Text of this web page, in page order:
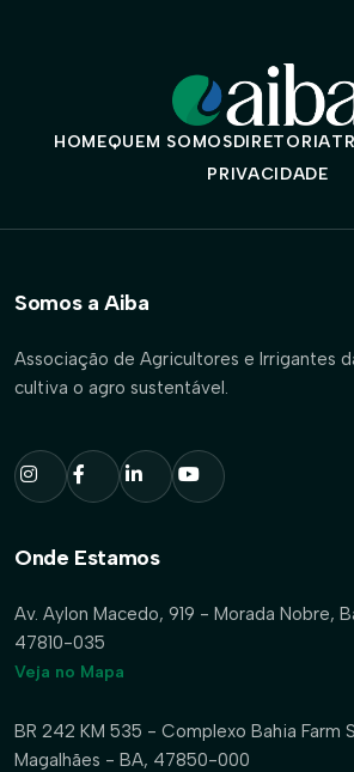
HOMEQUEM SOMOSDIRETORIA
PRIVACIDADE
Somos a Aiba
Associação de Agricultores e Irrigantes
cultiva o agro sustentável.
Onde Estamos
Av. Aylon Macedo, 919 - Morada Nobre,
47810-035
Veja no Mapa
BR 242 KM 535 - Complexo Bahia Farm
Magalhães - BA, 47850-000